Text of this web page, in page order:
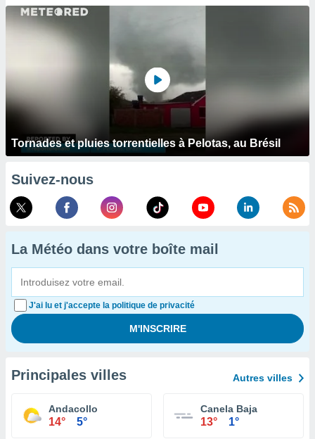
Tornades et pluies torrentielles à Pelotas, au Brésil
Suivez-nous
La Météo dans votre boîte mail
J'ai lu et j'accepte la politique de privacité
Principales villes Autres villes
Andacollo
14° 5°
Canela Baja
13° 1°